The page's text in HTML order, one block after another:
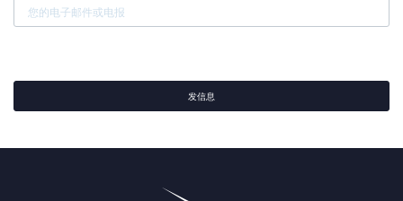
发信息